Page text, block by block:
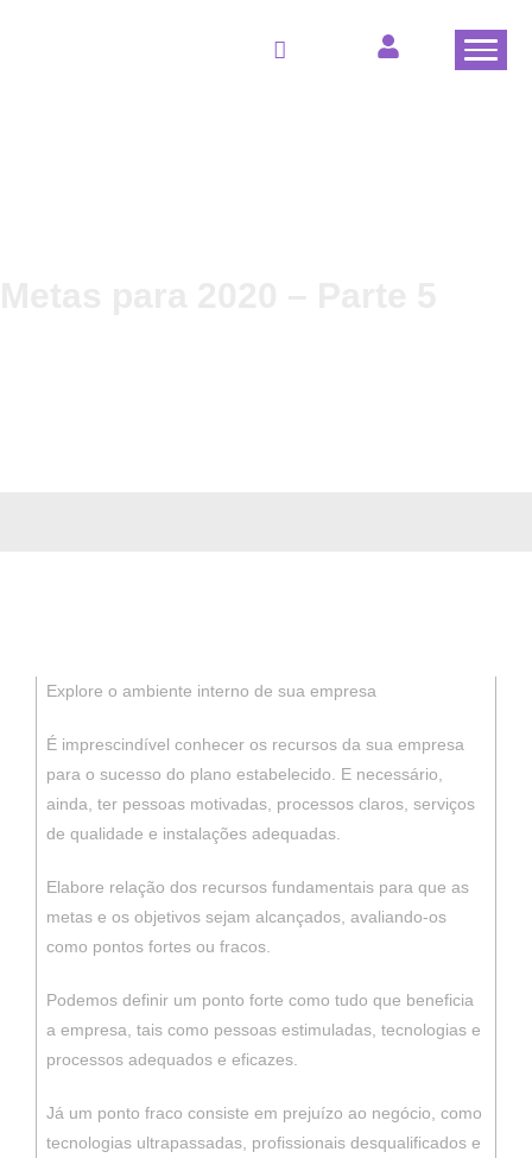
Explore o ambiente interno de sua empresa
É imprescindível conhecer os recursos da sua empresa
para o sucesso do plano estabelecido. E necessário,
ainda, ter pessoas motivadas, processos claros, serviços
de qualidade e instalações adequadas.
Elabore relação dos recursos fundamentais para que as
metas e os objetivos sejam alcançados, avaliando-os
como pontos fortes ou fracos.
Podemos definir um ponto forte como tudo que beneficia
a empresa, tais como pessoas estimuladas, tecnologias e
processos adequados e eficazes.
Já um ponto fraco consiste em prejuízo ao negócio, como
tecnologias ultrapassadas, profissionais desqualificados e